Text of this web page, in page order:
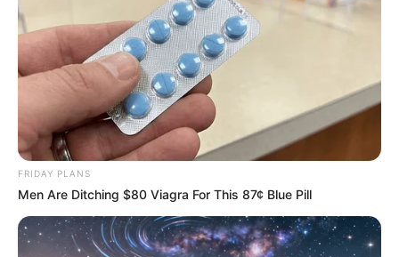
FRIDAY PLANS
Men Are Ditching $80 Viagra For This 87¢ Blue Pill